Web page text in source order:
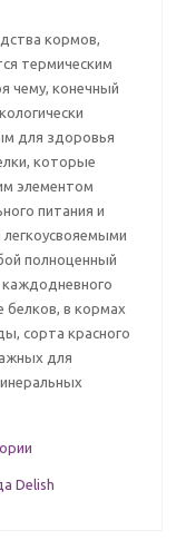
кормов,
термическим
чему, конечный
для здоровья
которые
элементом
питания и
полноценный
каждодневного
белков, в кормах
сорта красного
для
Delish